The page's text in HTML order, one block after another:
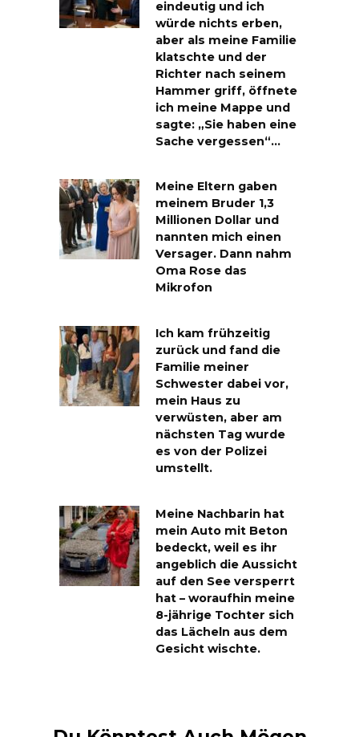
eindeutig und ich
würde nichts erben,
aber als meine Familie
klatschte und der
Richter nach seinem
Hammer griff, öffnete
ich meine Mappe und
sagte: „Sie haben eine
Sache vergessen“…
Meine Eltern gaben
meinem Bruder 1,3
Millionen Dollar und
nannten mich einen
Versager. Dann nahm
Oma Rose das
Mikrofon
Ich kam frühzeitig
zurück und fand die
Familie meiner
Schwester dabei vor,
mein Haus zu
verwüsten, aber am
nächsten Tag wurde
es von der Polizei
umstellt.
Meine Nachbarin hat
mein Auto mit Beton
bedeckt, weil es ihr
angeblich die Aussicht
auf den See versperrt
hat – woraufhin meine
8-jährige Tochter sich
das Lächeln aus dem
Gesicht wischte.